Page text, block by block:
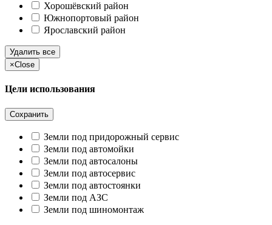
Хорошёвский район
Южнопортовый район
Ярославский район
Удалить все
×Close
Цели использования
Сохранить
Земли под придорожный сервис
Земли под автомойки
Земли под автосалоны
Земли под автосервис
Земли под автостоянки
Земли под АЗС
Земли под шиномонтаж